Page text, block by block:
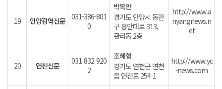
19 안양광역신문
031-386-801
0
박복만
경기도 안양시 동안
구 흥안대로 313,
관리동 2층
http://www.a
nyangnews.n
et
20 연천신문
031-832-920
2
조혜형
경기도 연천군 연천
읍 연천로 254-1
http://www.yc
-news.com